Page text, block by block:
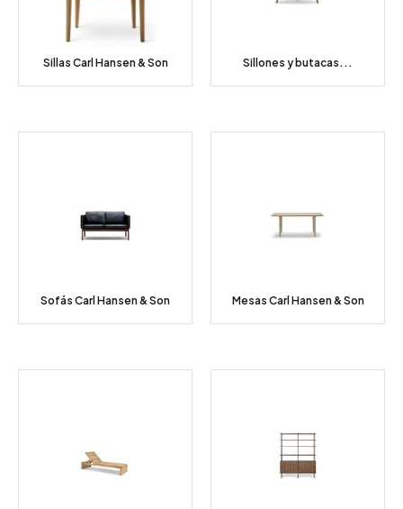
Sillas Carl Hansen & Son Sillones y butacas...
Sofás Carl Hansen & Son Mesas Carl Hansen & Son